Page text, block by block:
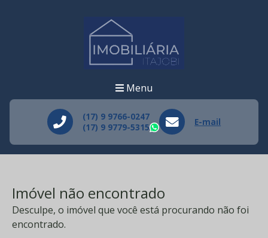
Menu
(17) 9 9766-0247
(17) 9 9779-5315
WhatsApp
E-mail
Imóvel não encontrado
Desculpe, o imóvel que você está procurando não foi
encontrado.